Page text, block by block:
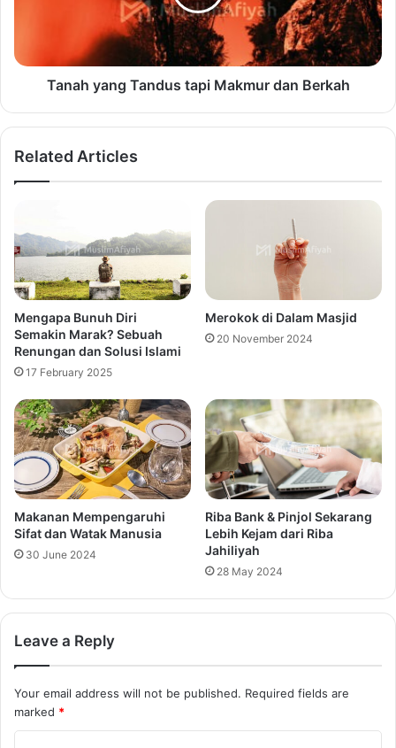
Tanah yang Tandus tapi Makmur dan Berkah
Related Articles
Mengapa Bunuh Diri
Semakin Marak? Sebuah
Renungan dan Solusi Islami
17 February 2025
Merokok di Dalam Masjid
20 November 2024
Makanan Mempengaruhi
Sifat dan Watak Manusia
30 June 2024
Riba Bank & Pinjol Sekarang
Lebih Kejam dari Riba
Jahiliyah
28 May 2024
Leave a Reply
Your email address will not be published. Required fields are
marked *